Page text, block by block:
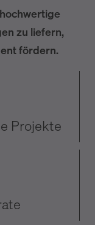
zu liefern,
fördern.
Projekte